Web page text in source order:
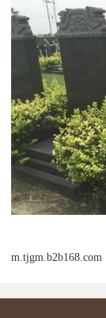
m.tjgm.b2b168.com